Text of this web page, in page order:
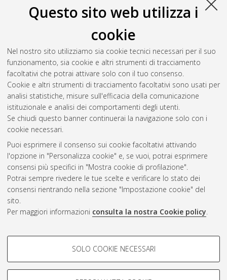
Questo sito web utilizza i
cookie
Nel nostro sito utilizziamo sia cookie tecnici necessari per il suo
funzionamento, sia cookie e altri strumenti di tracciamento
facoltativi che potrai attivare solo con il tuo consenso.
Cookie e altri strumenti di tracciamento facoltativi sono usati per
analisi statistiche, misure sull'efficacia della comunicazione
istituzionale e analisi dei comportamenti degli utenti.
Se chiudi questo banner continuerai la navigazione solo con i
cookie necessari.
Puoi esprimere il consenso sui cookie facoltativi attivando
l'opzione in "Personalizza cookie" e, se vuoi, potrai esprimere
consensi più specifici in "Mostra cookie di profilazione".
Potrai sempre rivedere le tue scelte e verificare lo stato dei
consensi rientrando nella sezione "Impostazione cookie" del
sito.
Per maggiori informazioni consulta la nostra Cookie policy.
COOKIE DI PROFILAZIONE -
Si tratta di cookie utilizzati per analizzare le caratteristiche della
SOLO COOKIE NECESSARI
Ingegneria gestionale
[LM-DM270] , Documento ad accesso riservato.
Studio della norma ISO 50001 e sua
distribuzione.[Laurea magistrale], Università di Bologna,
Corso di Studio inIngegneria gestionale [LM-DM270],
Documento ad accesso riservato.
Questa lista e' stata generata ilSat Aug 8 07:51:37 2026
CEST
Atom
Rss 1.0
Rss 2.0
AMS Laurea
Impostazioni Cookie
Informativa sulla privacy
Condizioni d’uso del sito